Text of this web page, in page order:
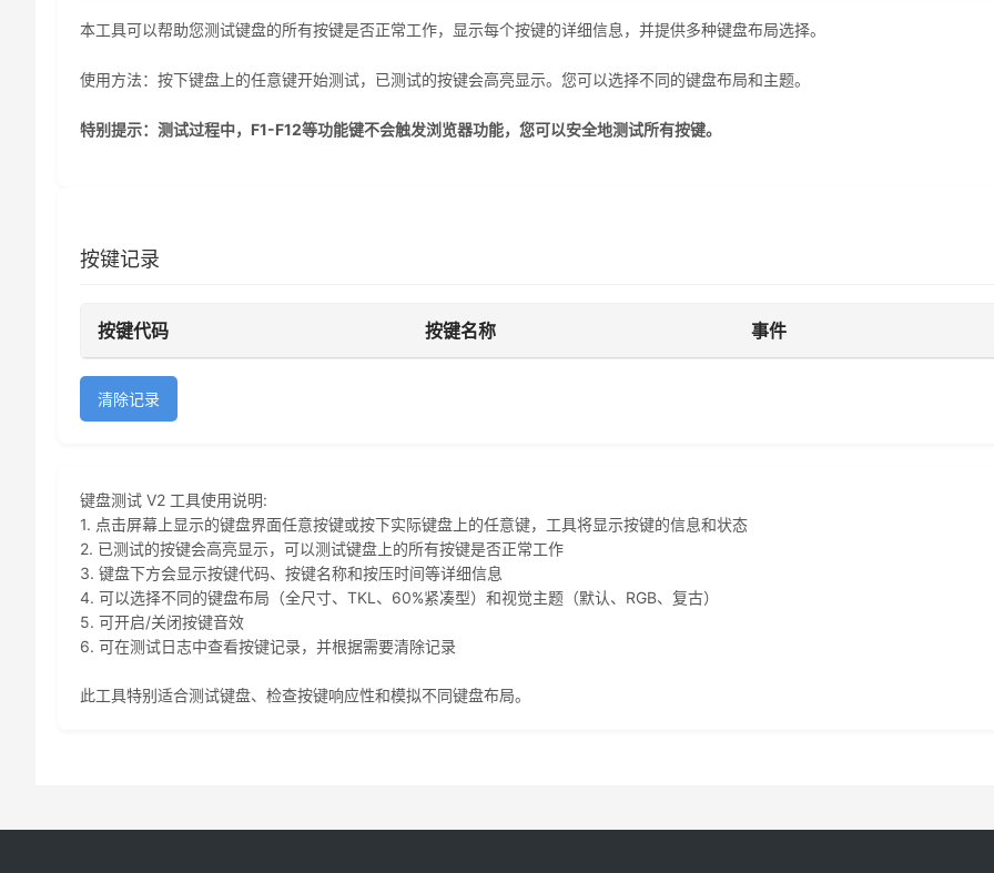
本工具可以帮助您测试键盘的所有按键是否正常工作，显示每个按键的详细信息，并提供多种键盘布局选择。
使用方法：按下键盘上的任意键开始测试，已测试的按键会高亮显示。您可以选择不同的键盘布局和主题。
特别提示：测试过程中，F1-F12等功能键不会触发浏览器功能，您可以安全地测试所有按键。
按键记录
按键代码 按键名称 事件
清除记录
键盘测试 V2 工具使用说明:
1. 点击屏幕上显示的键盘界面任意按键或按下实际键盘上的任意键，工具将显示按键的信息和状态
2. 已测试的按键会高亮显示，可以测试键盘上的所有按键是否正常工作
3. 键盘下方会显示按键代码、按键名称和按压时间等详细信息
4. 可以选择不同的键盘布局（全尺寸、TKL、60%紧凑型）和视觉主题（默认、RGB、复古）
5. 可开启/关闭按键音效
6. 可在测试日志中查看按键记录，并根据需要清除记录
此工具特别适合测试键盘、检查按键响应性和模拟不同键盘布局。